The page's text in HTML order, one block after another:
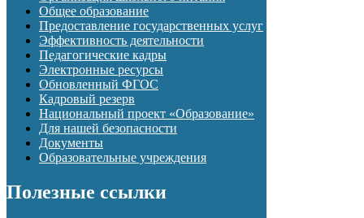
Общее образование
Предоставление государственных услуг
Эффективность деятельности
Педагогические кадры
Электронные ресурсы
Обновленный ФГОС
Кадровый резерв
Национальный проект «Образование»
Для нашей безопасности
Документы
Образовательные учреждения
Полезные ссылки